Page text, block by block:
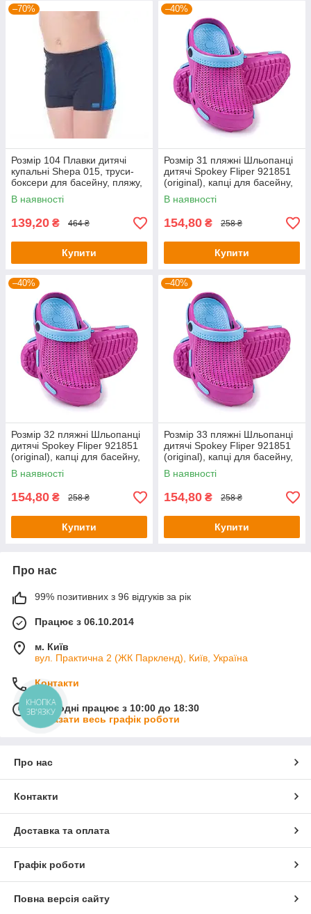
–70%
Розмір 104 Плавки дитячі
купальні Shepa 015, труси-
боксери для басейну, пляжу,
для хлопчика
В наявності
139,20 ₴ 464 ₴
Купити
–40%
Розмір 31 пляжні Шльопанці
дитячі Spokey Fliper 921851
(original), капці для басейну,
шльопанці, крокси
В наявності
154,80 ₴ 258 ₴
Купити
–40%
Розмір 32 пляжні Шльопанці
дитячі Spokey Fliper 921851
(original), капці для басейну,
шльопанці, крокси
В наявності
154,80 ₴ 258 ₴
Купити
–40%
Розмір 33 пляжні Шльопанці
дитячі Spokey Fliper 921851
(original), капці для басейну,
шльопанці, крокси
В наявності
154,80 ₴ 258 ₴
Купити
Про нас
99% позитивних з 96 відгуків за рік
Працює з 06.10.2014
м. Київ
вул. Практична 2 (ЖК Паркленд), Київ, Україна
Контакти
Сьогодні працює з 10:00 до 18:30
Показати весь графік роботи
Про нас
Контакти
Доставка та оплата
Графік роботи
Повна версія сайту
КНОПКА
ЗВ'ЯЗКУ